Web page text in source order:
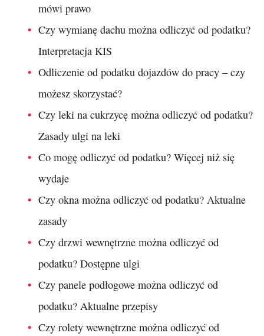
mówi prawo
Czy wymianę dachu można odliczyć od podatku?
Interpretacja KIS
Odliczenie od podatku dojazdów do pracy – czy
możesz skorzystać?
Czy leki na cukrzycę można odliczyć od podatku?
Zasady ulgi na leki
Co mogę odliczyć od podatku? Więcej niż się
wydaje
Czy okna można odliczyć od podatku? Aktualne
zasady
Czy drzwi wewnętrzne można odliczyć od
podatku? Dostępne ulgi
Czy panele podłogowe można odliczyć od
podatku? Aktualne przepisy
Czy rolety wewnętrzne można odliczyć od